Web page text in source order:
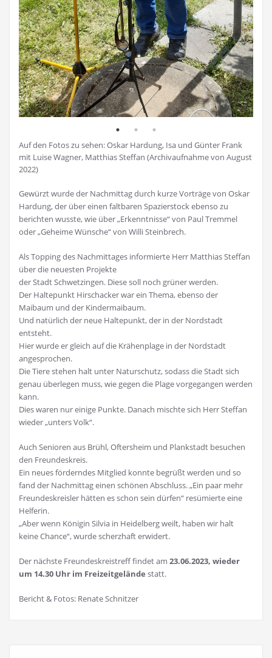
Auf den Fotos zu sehen: Oskar Hardung, Isa und Günter Frank
mit Luise Wagner, Matthias Steffan (Archivaufnahme von August
2022)
Gewürzt wurde der Nachmittag durch kurze Vorträge von Oskar
Hardung, der über einen faltbaren Spazierstock ebenso zu
berichten wusste, wie über „Erkenntnisse“ von Paul Tremmel
oder „Geheime Wünsche“ von Willi Steinbrech.
Als Topping des Nachmittages informierte Herr Matthias Steffan
über die neuesten Projekte
der Stadt Schwetzingen. Diese soll noch grüner werden.
Der Haltepunkt Hirschacker war ein Thema, ebenso der
Maibaum und der Kindermaibaum.
Und natürlich der neue Haltepunkt, der in der Nordstadt
entsteht.
Hier wurde er gleich auf die Krähenplage in der Nordstadt
angesprochen.
Die Tiere stehen halt unter Naturschutz, sodass die Stadt sich
genau überlegen muss, wie gegen die Plage vorgegangen werden
kann.
Dies waren nur einige Punkte. Danach mischte sich Herr Steffan
wieder „unters Volk“.
Auch Senioren aus Brühl, Oftersheim und Plankstadt besuchen
den Freundeskreis.
Ein neues förderndes Mitglied konnte begrüßt werden und so
fand der Nachmittag einen schönen Abschluss. „Ein paar mehr
Freundeskreisler hätten es schon sein dürfen“ resümierte eine
Helferin.
„Aber wenn Königin Silvia in Heidelberg weilt, haben wir halt
keine Chance“, wurde scherzhaft erwidert.
Der nächste Freundeskreistreff findet am 23.06.2023, wieder
um 14.30 Uhr im Freizeitgelände statt.
Bericht & Fotos: Renate Schnitzer